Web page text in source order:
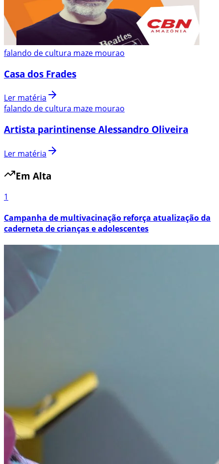
falando de cultura maze mourao
Casa dos Frades
Ler matéria
falando de cultura maze mourao
Artista parintinense Alessandro Oliveira
Ler matéria
Em Alta
1
Campanha de multivacinação reforça atualização da
caderneta de crianças e adolescentes